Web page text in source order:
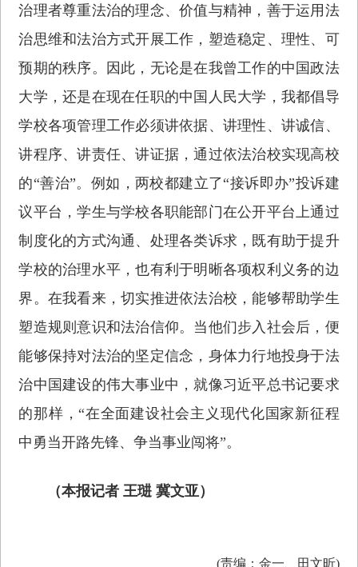
治理者尊重法治的理念、价值与精神，善于运用法
治思维和法治方式开展工作，塑造稳定、理性、可
预期的秩序。因此，无论是在我曾工作的中国政法
大学，还是在现在任职的中国人民大学，我都倡导
学校各项管理工作必须讲依据、讲理性、讲诚信、
讲程序、讲责任、讲证据，通过依法治校实现高校
的“善治”。例如，两校都建立了“接诉即办”投诉建
议平台，学生与学校各职能部门在公开平台上通过
制度化的方式沟通、处理各类诉求，既有助于提升
学校的治理水平，也有利于明晰各项权利义务的边
界。在我看来，切实推进依法治校，能够帮助学生
塑造规则意识和法治信仰。当他们步入社会后，便
能够保持对法治的坚定信念，身体力行地投身于法
治中国建设的伟大事业中，就像习近平总书记要求
的那样，“在全面建设社会主义现代化国家新征程
中勇当开路先锋、争当事业闯将”。
（本报记者 王琎 冀文亚）
(责编：金一、田文昕)